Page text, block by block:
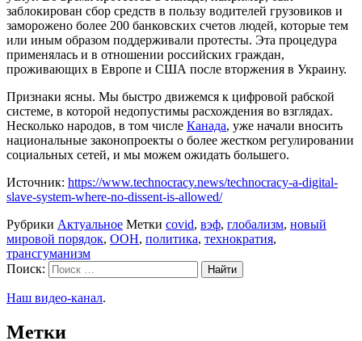
заблокирован сбор средств в пользу водителей грузовиков и
заморожено более 200 банковских счетов людей, которые тем
или иным образом поддерживали протесты. Эта процедура
применялась и в отношении российских граждан,
проживающих в Европе и США после вторжения в Украину.
Признаки ясны. Мы быстро движемся к цифровой рабской
системе, в которой недопустимы расхождения во взглядах.
Несколько народов, в том числе Канада, уже начали вносить
национальные законопроекты о более жестком регулировании
социальных сетей, и мы можем ожидать большего.
Источник: https://www.technocracy.news/technocracy-a-digital-
slave-system-where-no-dissent-is-allowed/
Рубрики Актуальное Метки covid, вэф, глобализм, новый
мировой порядок, ООН, политика, технократия,
трансгуманизм
Поиск:
Наш видео-канал.
Метки